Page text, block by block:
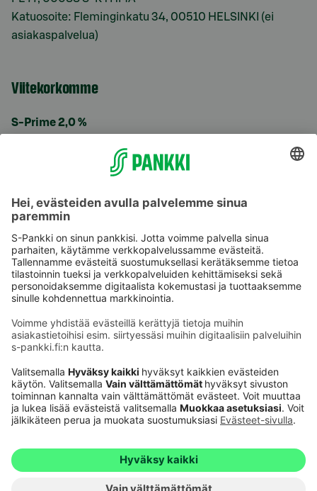
Katuosoite: Fleminginkatu 34, 00510 HELSINKI (ei
asiakaspalvelua)
Viitekorkomme
S-Prime 2,0 %
Käyttöehdot
Saavutettavuusseloste
Evästeet
Verkkopalvelujen käytön edellytykset